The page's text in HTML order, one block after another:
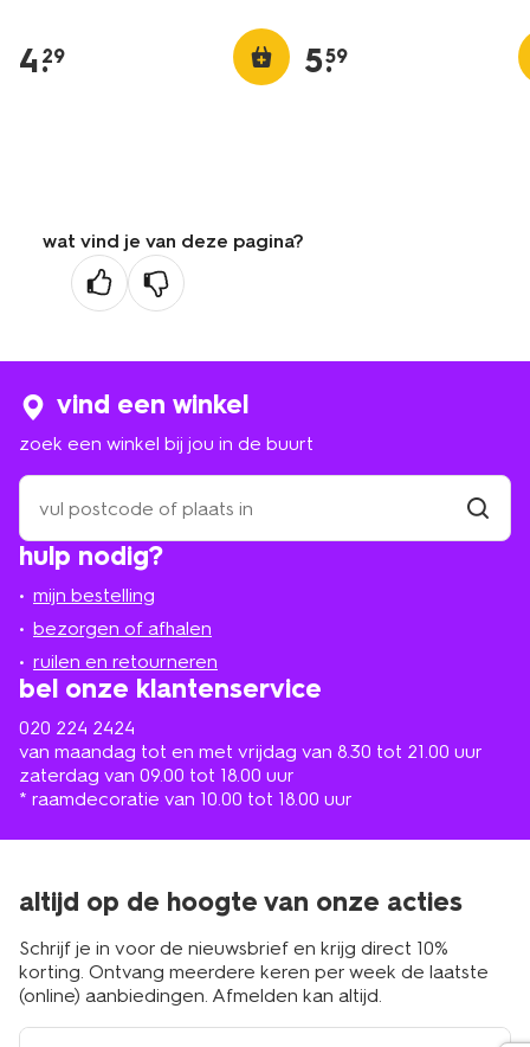
4.
29 5.
59
wat vind je van deze pagina?
hulp nodig?
mijn bestelling
bezorgen of afhalen
ruilen en retourneren
bel onze klantenservice
020 224 2424
van maandag tot en met vrijdag van 8.30 tot 21.00 uur
zaterdag van 09.00 tot 18.00 uur
* raamdecoratie van 10.00 tot 18.00 uur
vind een winkel
zoek een winkel bij jou in de buurt
zoek
een
winkel
bij
in
de
buurt
altijd op de hoogte van onze acties
Schrijf je in voor de nieuwsbrief en krijg direct 10%
korting. Ontvang meerdere keren per week de laatste
(online) aanbiedingen. Afmelden kan altijd.
e-